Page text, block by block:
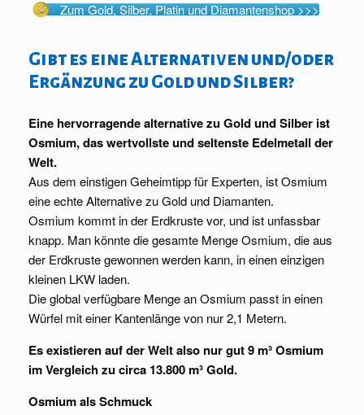
Zum Gold, Silber, Platin und Diamantenshop >>>
Gibt es eine Alternativen und/oder
Ergänzung zu Gold und Silber?
Eine hervorragende alternative zu Gold und Silber ist
Osmium, das wertvollste und seltenste Edelmetall der
Welt.
Aus dem einstigen Geheimtipp für Experten, ist Osmium
eine echte Alternative zu Gold und Diamanten.
Osmium kommt in der Erdkruste vor, und ist unfassbar
knapp. Man könnte die gesamte Menge Osmium, die aus
der Erdkruste gewonnen werden kann, in einen einzigen
kleinen LKW laden.
Die global verfügbare Menge an Osmium passt in einen
Würfel mit einer Kantenlänge von nur 2,1 Metern.
Es existieren auf der Welt also nur gut 9 m³ Osmium
im Vergleich zu circa 13.800 m³ Gold.
Osmium als Schmuck